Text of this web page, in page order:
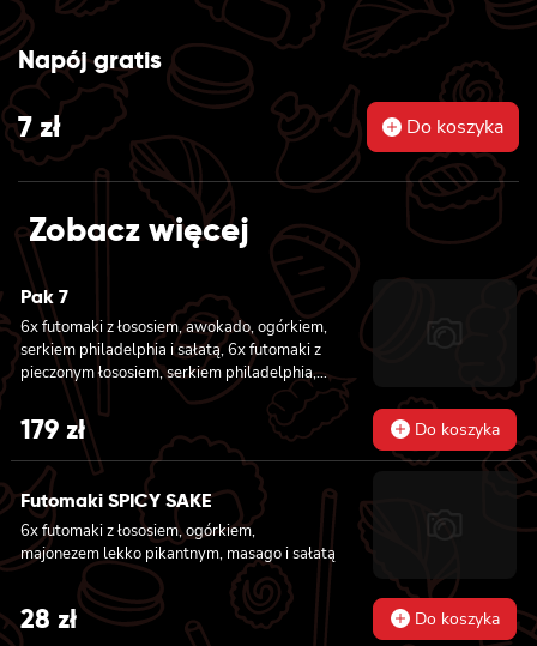
Napój gratis
7zł Do koszyka
Zobacz więcej
Pak 7
6x futomaki z łososiem, awokado, ogórkiem,
serkiem philadelphia i sałatą, 6x futomaki z
pieczonym łososiem, serkiem philadelphia,
awokado, ogórkiem, kanpyo, sałatą, sosem
teriyaki i sezamem, 6x futomaki z krewetką
w tempurze, ogórkiem, sałatą i majonezem
lekko pikantnym, 8x hosomaki z łososiem, 8x
hosomaki z ogórkiem, 8x california z
łososiem, ogórkiem, serkiem philadelphia,
awokado i masago, 8x california z krewetką,
majonezem lekko pikantnym, awokado,
ogórkiem, masago i sezamem, 2x nigiri z
łososiem, 2x nigiri z tuńczykiem, 2x nigiri z
krewetką
179 zł Do koszyka
Futomaki SPICY SAKE
6x futomaki z łososiem, ogórkiem,
majonezem lekko pikantnym, masago i sałatą
28 zł Do koszyka